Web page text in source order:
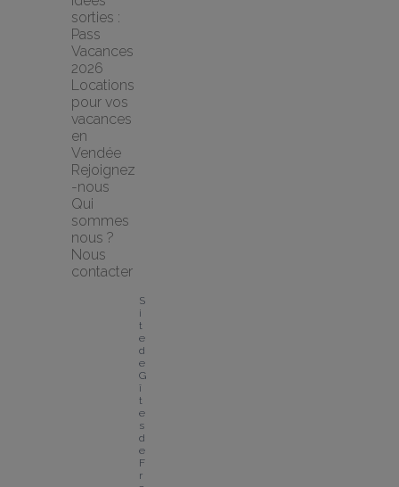
sorties :
Pass
Vacances
2026
Locations
pour vos
vacances
en
Vendée
Rejoignez
-nous
Qui
sommes
nous ?
Nous
contacter
S
i
t
e
d
e
G
î
t
e
s
d
e
F
r